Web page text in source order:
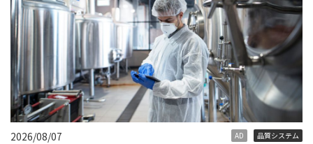
2026/08/07 AD 品質システム